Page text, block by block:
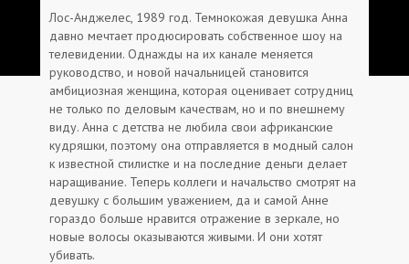
Лос-Анджелес, 1989 год. Темнокожая девушка Анна
давно мечтает продюсировать собственное шоу на
телевидении. Однажды на их канале меняется
руководство, и новой начальницей становится
амбициозная женщина, которая оценивает сотрудниц
не только по деловым качествам, но и по внешнему
виду. Анна с детства не любила свои африканские
кудряшки, поэтому она отправляется в модный салон
к известной стилистке и на последние деньги делает
наращивание. Теперь коллеги и начальство смотрят на
девушку с большим уважением, да и самой Анне
гораздо больше нравится отражение в зеркале, но
новые волосы оказываются живыми. И они хотят
убивать.